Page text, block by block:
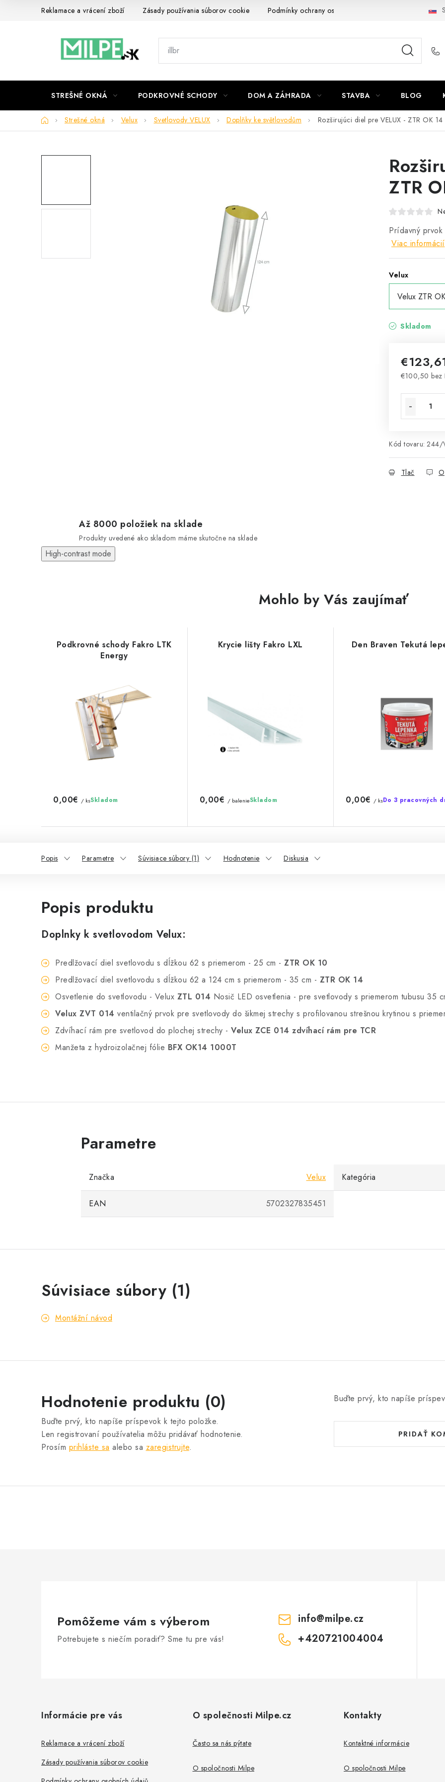
Reklamace a vrácení zboží Zásady používania súborov cookie Podmínky ochrany osobních údajů Obchodní
STREŠNÉ OKNÁ PODKROVNÉ SCHODY DOM A ZÁHRADA STAVBA BLOG
DomovStrešné okná Velux Svetlovody VELUX Doplňky ke světlovodům Rozširujúci diel pre VELUX - ZTR OK
ZTR
Prídavný
Viac informácií
Velux
Skladom
€100,50 bez
Kód tovaru: 244/
Tlač
Až 8000 položiek na sklade
Produkty uvedené ako skladom máme skutočne na sklade
High-contrast mode
Mohlo by Vás zaujímať
Podkrovné schody Fakro LTK
Energy
0,00€ / ksSkladom
Krycie lišty Fakro LXL
0,00€ / balenieSkladom
Den Braven Tekutá
0,00€ / ksDo 3 pracovných
Popis Parametre Súvisiace súbory (1) Hodnotenie Diskusia
Popis produktu
Doplnky k svetlovodom Velux:
Predlžovací diel svetlovodu s dĺžkou 62 s priemerom - 25 cm - ZTR OK 10
Predlžovací diel svetlovodu s dĺžkou 62 a 124 cm s priemerom - 35 cm - ZTR OK 14
Osvetlenie do svetlovodu - Velux ZTL 014 Nosič LED osvetlenia - pre svetlovody s priemerom tubusu 35
Velux ZVT 014 ventilačný prvok pre svetlovody do šikmej strechy s profilovanou strešnou krytinou s
Zdvíhací rám pre svetlovod do plochej strechy - Velux ZCE 014 zdvíhací rám pre TCR
Manžeta z hydroizolačnej fólie BFX OK14 1000T
Značka Velux Kategória
EAN 5702327835451
Súvisiace súbory (1)
Montážní návod
Hodnotenie produktu (0)
Buďte prvý, kto napíše príspevok k tejto položke.
Len registrovaní používatelia môžu pridávať hodnotenie.
Prosím prihláste sa alebo sa zaregistrujte.
Buďte prvý, kto napíše
PRIDAŤ
Pomôžeme vám s výberom
Potrebujete s niečím poradiť? Sme tu pre vás!
info@milpe.cz
+420721004004
Informácie pre vás
Reklamace a vrácení zboží
Zásady používania súborov cookie
O společnosti Milpe.cz
Často sa nás pýtate
O spoločnosti Milpe
Kontakty
Kontaktné informácie
O spoločnosti Milpe